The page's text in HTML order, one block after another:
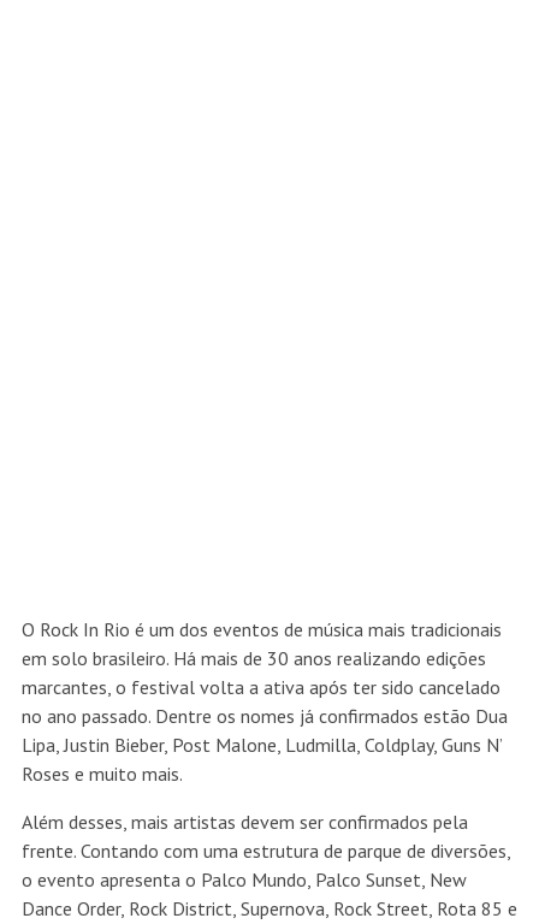
O Rock In Rio é um dos eventos de música mais tradicionais
em solo brasileiro. Há mais de 30 anos realizando edições
marcantes, o festival volta a ativa após ter sido cancelado
no ano passado. Dentre os nomes já confirmados estão Dua
Lipa, Justin Bieber, Post Malone, Ludmilla, Coldplay, Guns N’
Roses e muito mais.
Além desses, mais artistas devem ser confirmados pela
frente. Contando com uma estrutura de parque de diversões,
o evento apresenta o Palco Mundo, Palco Sunset, New
Dance Order, Rock District, Supernova, Rock Street, Rota 85 e